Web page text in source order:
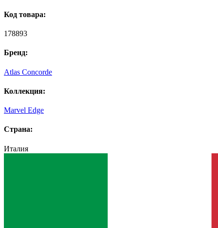
Код товара:
178893
Бренд:
Atlas Concorde
Коллекция:
Marvel Edge
Страна:
Италия